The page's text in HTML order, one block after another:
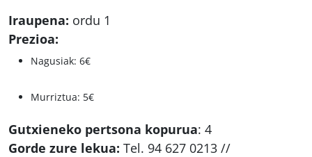
Iraupena: ordu 1
Prezioa:
Nagusiak: 6€
Murriztua: 5€
Gutxieneko pertsona kopurua: 4
Gorde zure lekua: Tel. 94 627 0213 //